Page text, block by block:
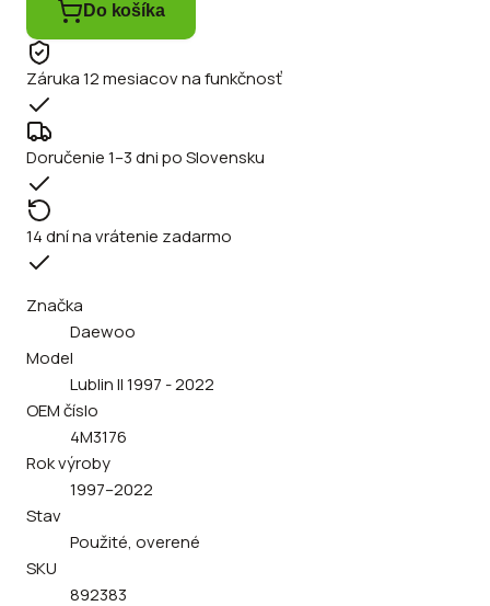
Do košíka
Záruka 12 mesiacov na funkčnosť
Doručenie 1–3 dni po Slovensku
14 dní na vrátenie zadarmo
Značka
Daewoo
Model
Lublin II 1997 - 2022
OEM číslo
4M3176
Rok výroby
1997–2022
Stav
Použité, overené
SKU
892383